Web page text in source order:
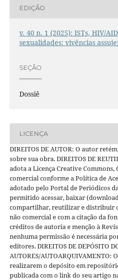
EDIÇÃO
v. 40 n. 1 (2025): ISTs, HIV/
sexualidades: vivências
SEÇÃO
Dossiê
LICENÇA
DIREITOS DE AUTOR: O autor
sobre sua obra. DIREITOS DE
adota a Licença Creative Commons,
comercial conforme a Política de
adotado pelo Portal de Periódicos
permitido acessar, baixar
compartilhar, reutilizar e distribuir
não comercial e com a citação da
créditos de autoria e menção à
nenhuma permissão é necessária
editores. DIREITOS DE DEPÓSITO
AUTORES/AUTOARQUIVAMENTO:
realizarem o depósito em
publicada com o link do seu artigo